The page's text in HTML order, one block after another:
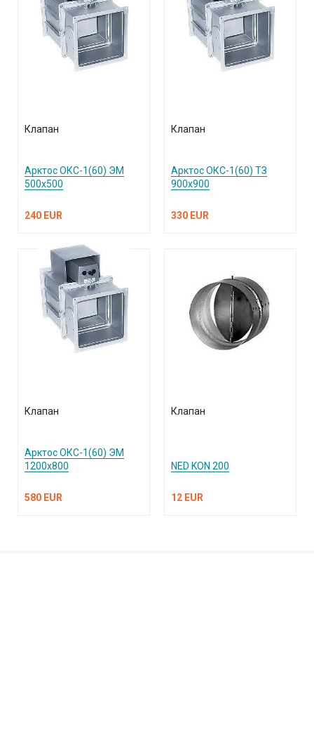
Клапан
Арктос ОКС-1(60) ЭМ
500х500
240 EUR
Клапан
Арктос ОКС-1(60) ТЗ
900х900
330 EUR
Клапан
Арктос ОКС-1(60) ЭМ
1200х800
580 EUR
Клапан
NED KON 200
12 EUR